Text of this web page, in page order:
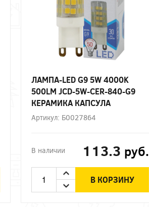
ЛАМПА-LED G9 5W 4000K
500LM JCD-5W-CER-840-G9
КЕРАМИКА КАПСУЛА
НЕЙТРАЛЬНЫЙ БЕЛЫЙ СВЕТ
Артикул: Б0027864
В наличии 113.3 руб.
В КОРЗИНУ